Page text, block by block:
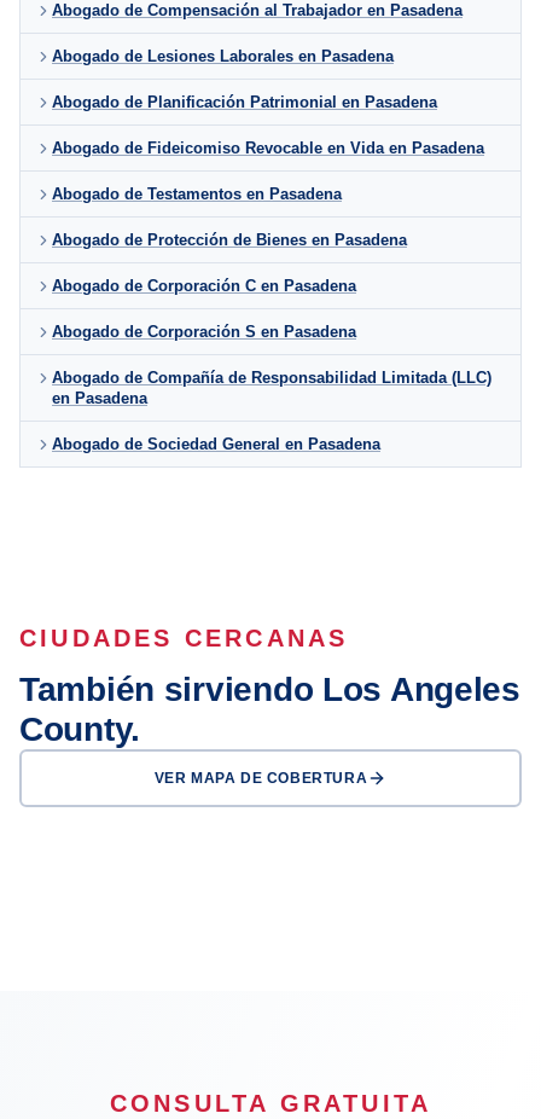
Abogado de Compensación al Trabajador en Pasadena
Abogado de Lesiones Laborales en Pasadena
Abogado de Planificación Patrimonial en Pasadena
Abogado de Fideicomiso Revocable en Vida en Pasadena
Abogado de Testamentos en Pasadena
Abogado de Protección de Bienes en Pasadena
Abogado de Corporación C en Pasadena
Abogado de Corporación S en Pasadena
Abogado de Compañía de Responsabilidad Limitada (LLC)
en Pasadena
Abogado de Sociedad General en Pasadena
CIUDADES CERCANAS
También sirviendo Los Angeles
County.
VER MAPA DE COBERTURA
CONSULTA GRATUITA